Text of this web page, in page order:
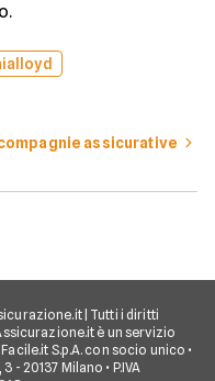
assicurative
| Tutti i diritti
è un servizio
S.p.A. con socio unico •
- 20137 Milano • P.IVA